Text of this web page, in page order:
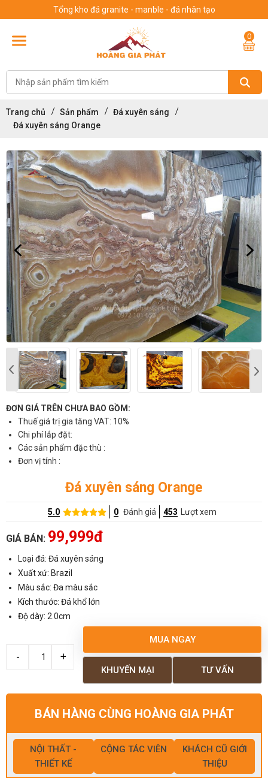
Tổng kho đá granite - manble - đá nhân tạo
0
Trang chủ Sản phẩm
Đá xuyên sáng
Đá xuyên sáng Orange
ĐƠN GIÁ TRÊN CHƯA BAO GỒM:
Thuế giá trị gia tăng VAT: 10%
Chi phí lắp đặt:
Các sản phẩm đặc thù :
Đơn vị tính :
Đá xuyên sáng Orange
5.0 0 Đánh giá 453 Lượt xem
GIÁ BÁN: 99,999đ
Loại đá: Đá xuyên sáng
Xuất xứ: Brazil
Màu sắc: Đa màu sắc
Kích thước: Đá khổ lớn
Độ dày: 2.0cm
MUA NGAY
TƯ VẤN
KHUYẾN MẠI
BÁN HÀNG CÙNG HOÀNG GIA PHÁT
NỘI THẤT -
THIẾT KẾ
CỘNG TÁC VIÊN
KHÁCH CŨ GIỚI
THIỆU